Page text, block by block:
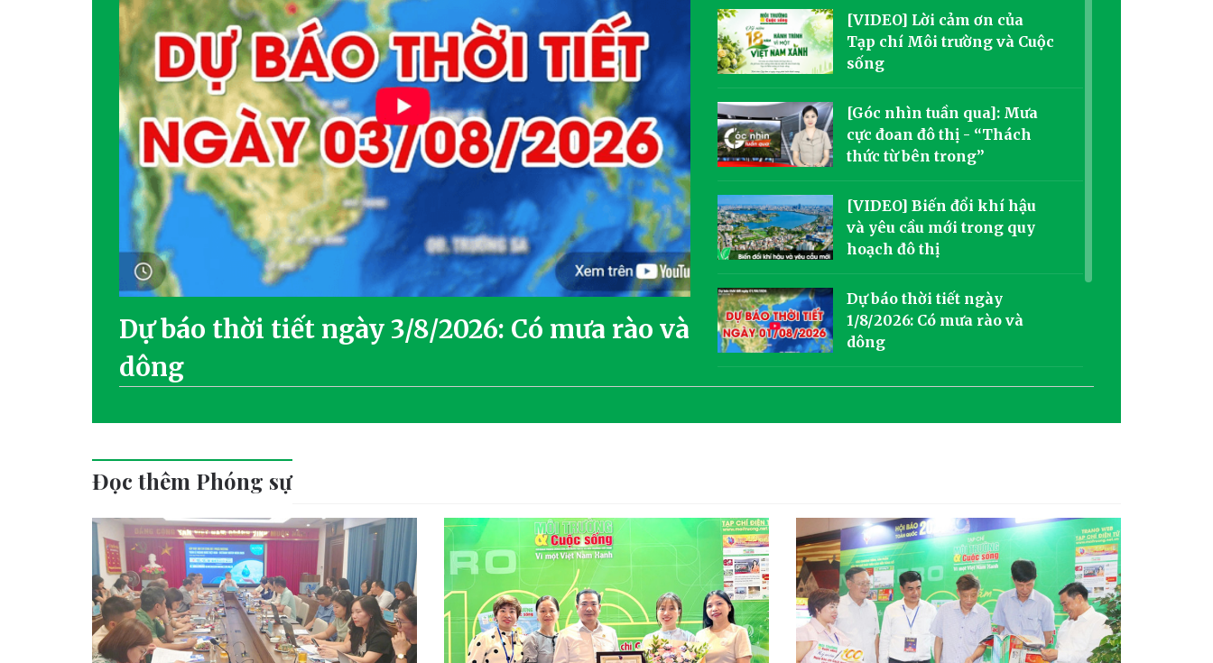
Dự báo thời tiết ngày 3/8/2026: Có mưa rào và
dông
[VIDEO] Lời cảm ơn của
Tạp chí Môi trường và Cuộc
sống
[Góc nhìn tuần qua]: Mưa
cực đoan đô thị - “Thách
thức từ bên trong”
[VIDEO] Biến đổi khí hậu
và yêu cầu mới trong quy
hoạch đô thị
Dự báo thời tiết ngày
1/8/2026: Có mưa rào và
dông
Dự báo thời tiết ngày
Đọc thêm Phóng sự